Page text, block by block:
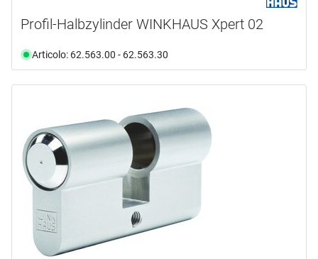
Profil-Halbzylinder WINKHAUS Xpert 02
Articolo: 62.563.00 - 62.563.30